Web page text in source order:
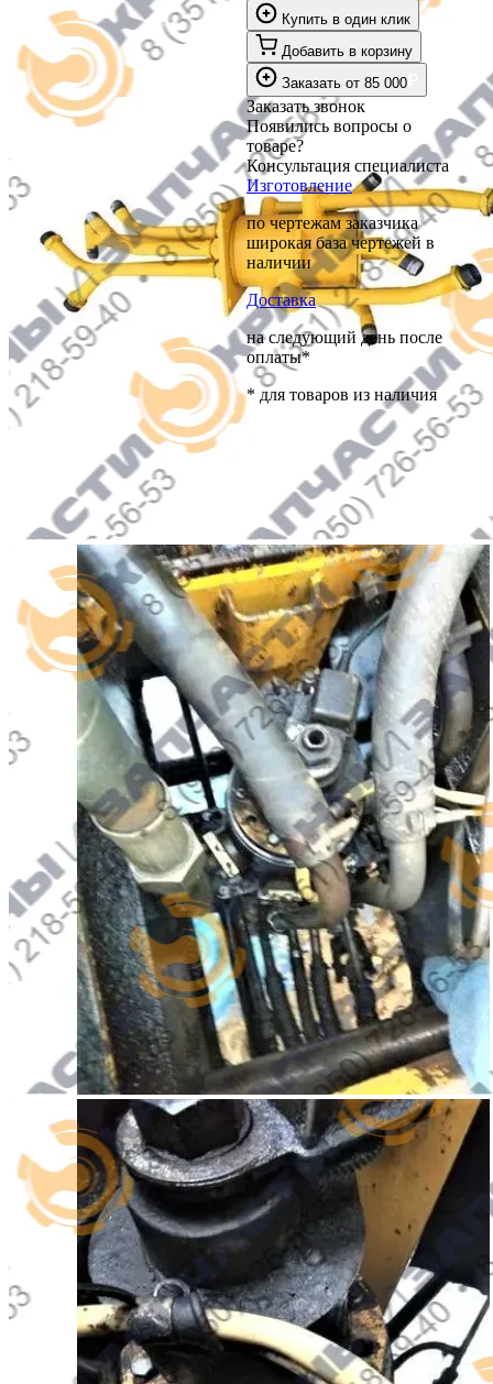
Купить в один клик
Добавить в корзину
Заказать от 85 000
Заказать звонок
Появились вопросы о
товаре?
Консультация специалиста
Изготовление
по чертежам заказчика
широкая база чертежей в
наличии
Доставка
на следующий день после
оплаты*
* для товаров из наличия